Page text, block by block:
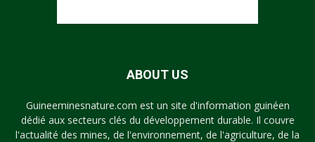
ABOUT US
Guineeminesnature.com est un site d'information guinéen
dédié aux secteurs clés du développement durable. Il couvre
l'actualité des mines, de l'environnement, de l'agriculture, de la